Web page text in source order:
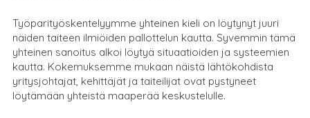
Työparityöskentelyymme yhteinen kieli on löytynyt juuri
näiden taiteen ilmiöiden pallottelun kautta. Syvemmin tämä
yhteinen sanoitus alkoi löytyä situaatioiden ja systeemien
kautta. Kokemuksemme mukaan näistä lähtökohdista
yritysjohtajat, kehittäjät ja taiteilijat ovat pystyneet
löytämään yhteistä maaperää keskustelulle.